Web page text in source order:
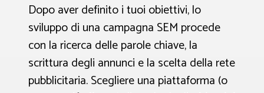
Dopo aver definito i tuoi obiettivi, lo
sviluppo di una campagna SEM procede
con la ricerca delle parole chiave, la
scrittura degli annunci e la scelta della rete
pubblicitaria. Scegliere una piattaforma (o